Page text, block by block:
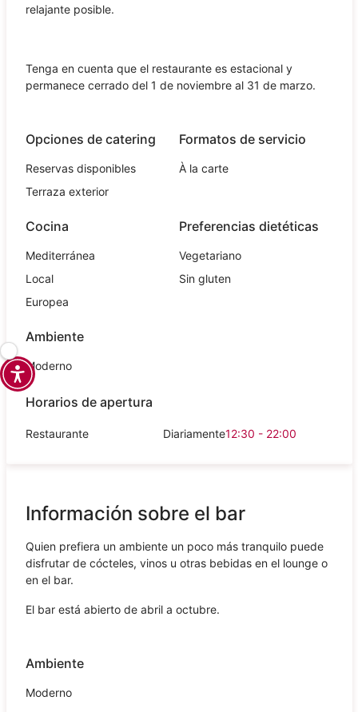
relajante posible.
Tenga en cuenta que el restaurante es estacional y
permanece cerrado del 1 de noviembre al 31 de marzo.
Opciones de catering
Reservas disponibles
Terraza exterior
Formatos de servicio
À la carte
Cocina
Mediterránea
Local
Europea
Preferencias dietéticas
Vegetariano
Sin gluten
Ambiente
Moderno
Horarios de apertura
Restaurante Diariamente12:30 - 22:00
Información sobre el bar
Quien prefiera un ambiente un poco más tranquilo puede
disfrutar de cócteles, vinos u otras bebidas en el lounge o
en el bar.
El bar está abierto de abril a octubre.
Ambiente
Moderno